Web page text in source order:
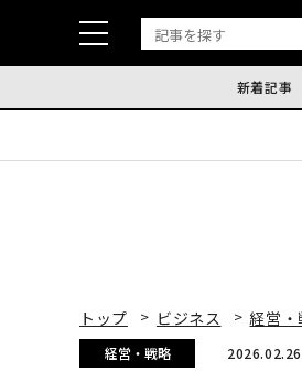
新着記事
トップ ビジネス 経営・
経営・戦略